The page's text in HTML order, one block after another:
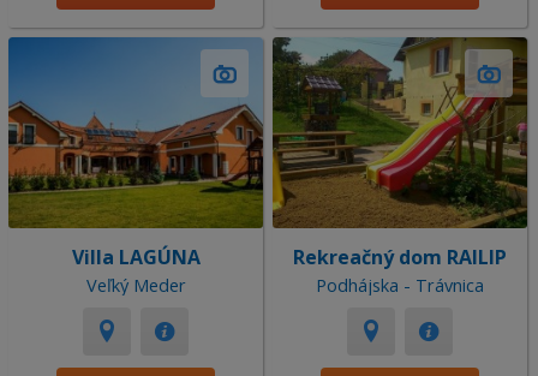
Villa LAGÚNA
Veľký Meder
Rekreačný dom RAILIP
Podhájska - Trávnica